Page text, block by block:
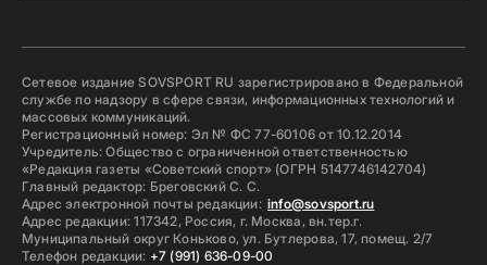
Сетевое издание SOVSPORT RU зарегистрировано в Федеральной
службе по надзору в сфере связи, информационных технологий и
массовых коммуникаций.
Регистрационный номер: Эл № ФС 77-60106 от 10.12.2014
Учредитель: Общество с ограниченной ответственностью
«Редакция газеты «Советский спорт» (ОГРН 5147746142704)
Главный редактор: Бреговский С. С.
Адрес электронной почты редакции: info@sovsport.ru
Адрес редакции: 117342, Россия, г. Москва, вн.тер.г.
Муниципальный округ Коньково, ул. Бутлерова, 17, помещ. 2/7
Телефон редакции: +7 (991) 636-09-00